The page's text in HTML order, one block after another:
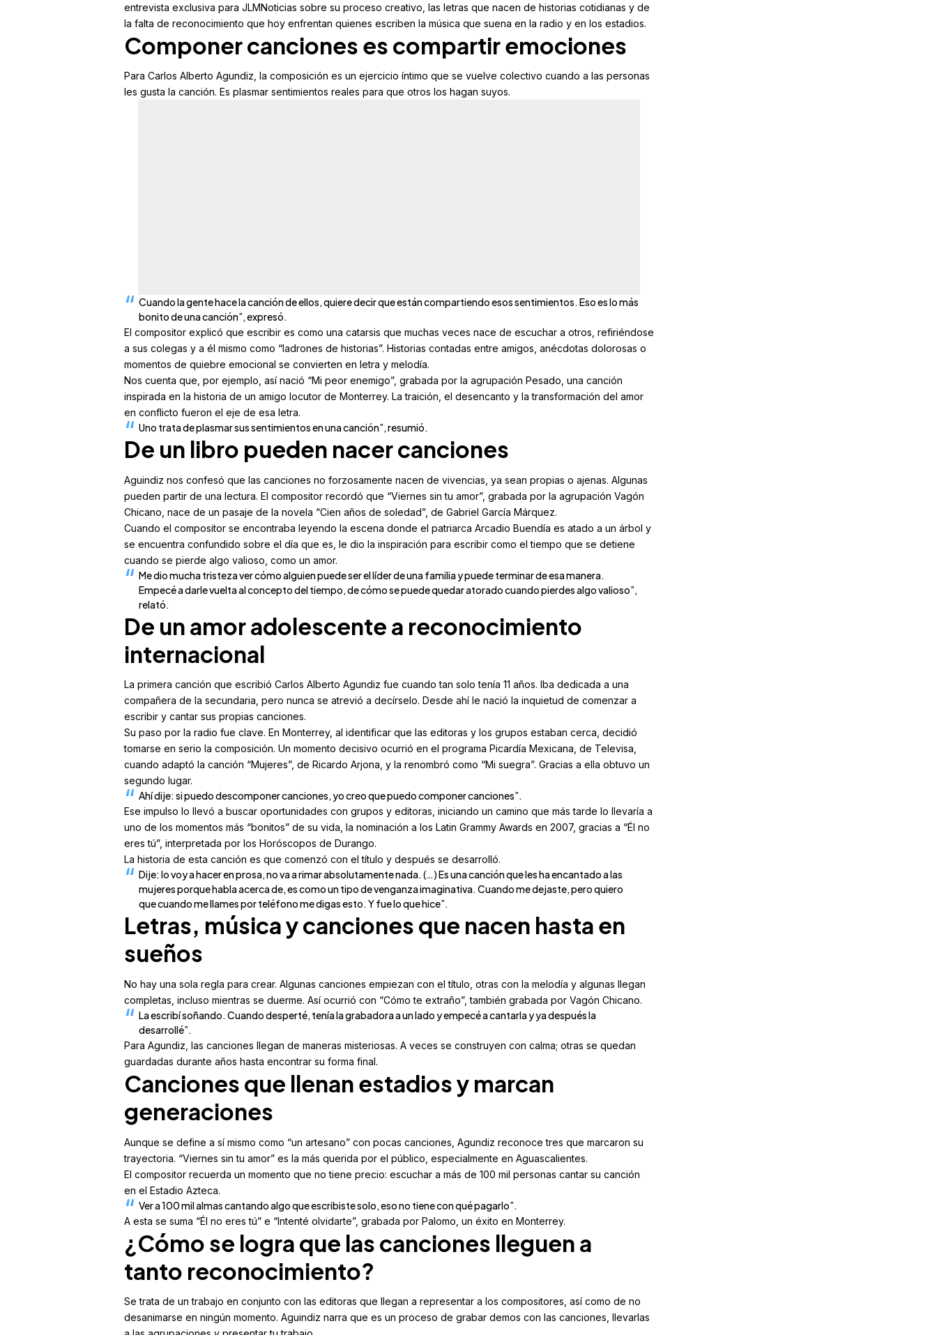
entrevista exclusiva para JLMNoticias sobre su proceso creativo, las letras que nacen de historias cotidianas y de
la falta de reconocimiento que hoy enfrentan quienes escriben la música que suena en la radio y en los estadios.
Componer canciones es compartir emociones
Para Carlos Alberto Agundiz, la composición es un ejercicio íntimo que se vuelve colectivo cuando a las personas
les gusta la canción. Es plasmar sentimientos reales para que otros los hagan suyos.
Cuando la gente hace la canción de ellos, quiere decir que están compartiendo esos sentimientos. Eso es lo más
bonito de una canción”, expresó.
El compositor explicó que escribir es como una catarsis que muchas veces nace de escuchar a otros, refiriéndose
a sus colegas y a él mismo como “ladrones de historias”. Historias contadas entre amigos, anécdotas dolorosas o
momentos de quiebre emocional se convierten en letra y melodía.
Nos cuenta que, por ejemplo, así nació “Mi peor enemigo”, grabada por la agrupación Pesado, una canción
inspirada en la historia de un amigo locutor de Monterrey. La traición, el desencanto y la transformación del amor
en conflicto fueron el eje de esa letra.
Uno trata de plasmar sus sentimientos en una canción”, resumió.
De un libro pueden nacer canciones
Aguindiz nos confesó que las canciones no forzosamente nacen de vivencias, ya sean propias o ajenas. Algunas
pueden partir de una lectura. El compositor recordó que “Viernes sin tu amor”, grabada por la agrupación Vagón
Chicano, nace de un pasaje de la novela “Cien años de soledad”, de Gabriel García Márquez.
Cuando el compositor se encontraba leyendo la escena donde el patriarca Arcadio Buendía es atado a un árbol y
se encuentra confundido sobre el día que es, le dio la inspiración para escribir como el tiempo que se detiene
cuando se pierde algo valioso, como un amor.
Me dio mucha tristeza ver cómo alguien puede ser el líder de una familia y puede terminar de esa manera.
Empecé a darle vuelta al concepto del tiempo, de cómo se puede quedar atorado cuando pierdes algo valioso”,
relató.
De un amor adolescente a reconocimiento
internacional
La primera canción que escribió Carlos Alberto Agundiz fue cuando tan solo tenía 11 años. Iba dedicada a una
compañera de la secundaria, pero nunca se atrevió a decírselo. Desde ahí le nació la inquietud de comenzar a
escribir y cantar sus propias canciones.
Su paso por la radio fue clave. En Monterrey, al identificar que las editoras y los grupos estaban cerca, decidió
tomarse en serio la composición. Un momento decisivo ocurrió en el programa Picardía Mexicana, de Televisa,
cuando adaptó la canción “Mujeres”, de Ricardo Arjona, y la renombró como “Mi suegra”. Gracias a ella obtuvo un
segundo lugar.
Ahí dije: si puedo descomponer canciones, yo creo que puedo componer canciones”.
Ese impulso lo llevó a buscar oportunidades con grupos y editoras, iniciando un camino que más tarde lo llevaría a
uno de los momentos más “bonitos” de su vida, la nominación a los Latin Grammy Awards en 2007, gracias a “Él no
eres tú”, interpretada por los Horóscopos de Durango.
La historia de esta canción es que comenzó con el título y después se desarrolló.
Dije: lo voy a hacer en prosa, no va a rimar absolutamente nada. (…) Es una canción que les ha encantado a las
mujeres porque habla acerca de, es como un tipo de venganza imaginativa. Cuando me dejaste, pero quiero
que cuando me llames por teléfono me digas esto. Y fue lo que hice”.
Letras, música y canciones que nacen hasta en
sueños
No hay una sola regla para crear. Algunas canciones empiezan con el título, otras con la melodía y algunas llegan
completas, incluso mientras se duerme. Así ocurrió con “Cómo te extraño”, también grabada por Vagón Chicano.
La escribí soñando. Cuando desperté, tenía la grabadora a un lado y empecé a cantarla y ya después la
desarrollé”.
Para Agundiz, las canciones llegan de maneras misteriosas. A veces se construyen con calma; otras se quedan
guardadas durante años hasta encontrar su forma final.
Canciones que llenan estadios y marcan
generaciones
Aunque se define a sí mismo como “un artesano” con pocas canciones, Agundiz reconoce tres que marcaron su
trayectoria. “Viernes sin tu amor” es la más querida por el público, especialmente en Aguascalientes.
El compositor recuerda un momento que no tiene precio: escuchar a más de 100 mil personas cantar su canción
en el Estadio Azteca.
Ver a 100 mil almas cantando algo que escribiste solo, eso no tiene con qué pagarlo”.
A esta se suma “Él no eres tú” e “Intenté olvidarte”, grabada por Palomo, un éxito en Monterrey.
¿Cómo se logra que las canciones lleguen a
tanto reconocimiento?
Se trata de un trabajo en conjunto con las editoras que llegan a representar a los compositores, así como de no
desanimarse en ningún momento. Aguindiz narra que es un proceso de grabar demos con las canciones, llevarlas